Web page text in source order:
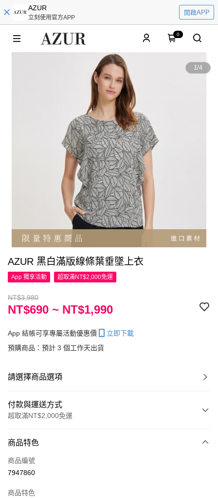
AZUR
立刻使用官方APP
開啟APP
0
1/4
AZUR 黑白滿版線條葉垂墜上衣
App 獨享活動 超取滿NT$2,000免運
NT$3,980
NT$690 ~ NT$1,990
App 結帳可享專屬活動優惠價
立即下載
預購商品：預計 3 個工作天出貨
請選擇商品選項
付款與運送方式
超取滿NT$2,000免運
信用卡一次付款
超商取貨付款
商品特色
商品編號
7947860
商品特色